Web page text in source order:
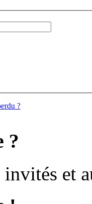
?
?
et